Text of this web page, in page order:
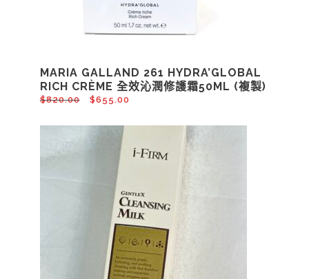
MARIA GALLAND 261 HYDRA’GLOBAL
RICH CRÈME 全效沁潤修護霜50ML (複製)
$820.00 $655.00